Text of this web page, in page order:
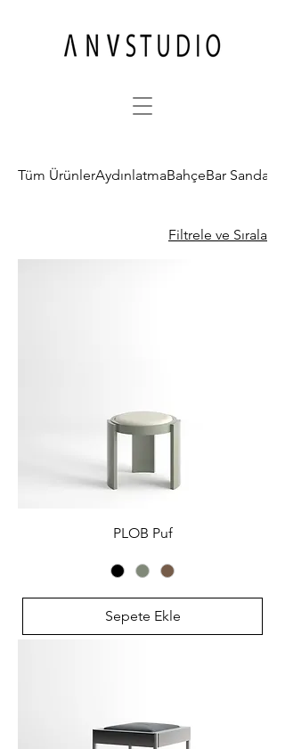
Tüm ÜrünlerAydınlatmaBahçeBar
Filtrele ve Sırala
PLOB Puf
Sepete Ekle